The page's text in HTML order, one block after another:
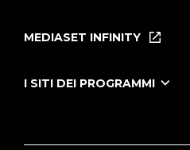
Le Iene Presentano Inside
Tutti i servizi
MEDIASET INFINITY
I SITI DEI PROGRAMMI